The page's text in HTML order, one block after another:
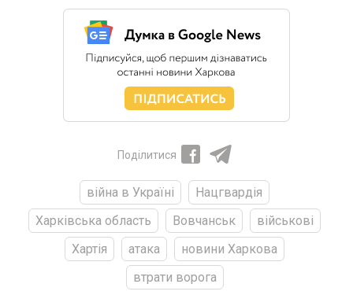
Поділитися
війна в Україні
Нацгвардія
Харківська область
Вовчанськ
військові
Хартія
атака
новини Харкова
втрати ворога